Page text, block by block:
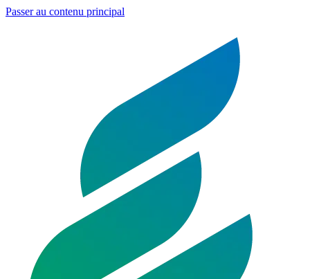
Passer au contenu principal